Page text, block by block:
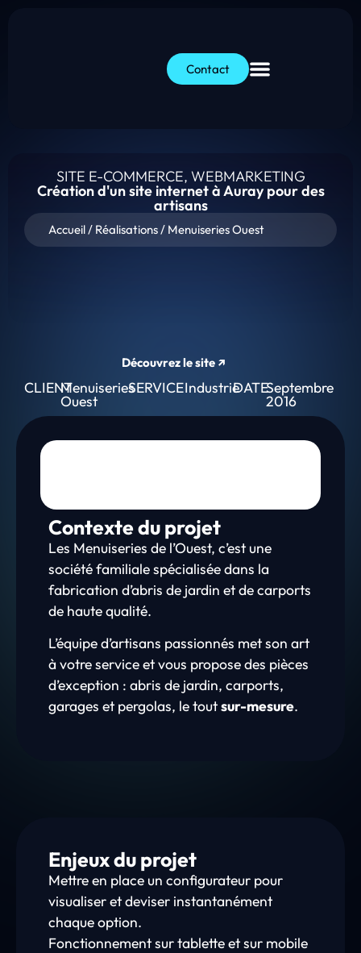
Contact
SITE E-COMMERCE, WEBMARKETING
Création d'un site internet à Auray pour des
artisans
Accueil/ Réalisations/ Menuiseries Ouest
Découvrez le site ↗
Contexte du projet
Les Menuiseries de l’Ouest, c’est une
société familiale spécialisée dans la
fabrication d’abris de jardin et de carports
de haute qualité.
L’équipe d’artisans passionnés met son art
à votre service et vous propose des pièces
d’exception : abris de jardin, carports,
garages et pergolas, le toutsur-mesure.
CLIENTMenuiseries
Ouest
SERVICEIndustrieDATESeptembre
2016
Enjeux du projet
Mettre en place un configurateur pour
visualiser et deviser instantanément
chaque option.
Fonctionnement sur tablette et sur mobile